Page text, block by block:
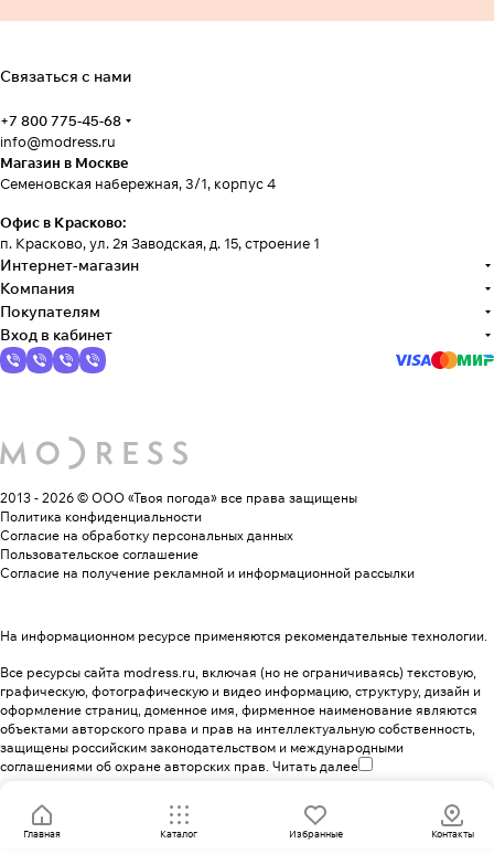
Связаться с нами
+7 800 775-45-68
info@modress.ru
Магазин в Москве
Семеновская набережная, 3/1, корпус 4
Офис в Красково:
п. Красково, ул. 2я Заводская, д. 15, строение 1
Интернет-магазин
Компания
Покупателям
Вход в кабинет
2013 - 2026 © ООО «Твоя погода» все права защищены
Политика конфиденциальности
Согласие на обработку персональных данных
Пользовательское соглашение
Согласие на получение рекламной и информационной рассылки
На информационном ресурсе применяются рекомендательные технологии.
Все ресурсы сайта modress.ru, включая (но не ограничиваясь) текстовую,
графическую, фотографическую и видео информацию, структуру, дизайн и
оформление страниц, доменное имя, фирменное наименование являются
объектами авторского права и прав на интеллектуальную собственность,
защищены российским законодательством и международными
соглашениями об охране авторских прав. Читать далее
Главная Каталог Избранные Контакты